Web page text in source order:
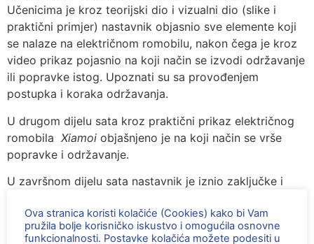
Učenicima je kroz teorijski dio i vizualni dio (slike i
praktični primjer) nastavnik objasnio sve elemente koji
se nalaze na električnom romobilu, nakon čega je kroz
video prikaz pojasnio na koji način se izvodi održavanje
ili popravke istog. Upoznati su sa provođenjem
postupka i koraka održavanja.
U drugom dijelu sata kroz praktični prikaz električnog
romobila Xiamoi objašnjeno je na koji način se vrše
popravke i održavanje.
U završnom dijelu sata nastavnik je iznio zaključke i
upoznati sa pravilima i zakonskim ograničenjima u
primjeni električnih romobila.
Ova stranica koristi kolačiće (Cookies) kako bi Vam
pružila bolje korisničko iskustvo i omogućila osnovne
funkcionalnosti. Postavke kolačića možete podesiti u